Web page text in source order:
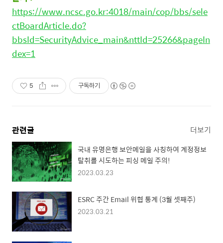
https://www.ncsc.go.kr:4018/main/cop/bbs/sele
ctBoardArticle.do?
bbsId=SecurityAdvice_main&nttId=25266&pageIn
dex=1
5 구독하기
관련글 더보기
국내 유명은행 보안메일을 사칭하여 계정정보
탈취를 시도하는 피싱 메일 주의!
2023.03.23
ESRC 주간 Email 위협 통계 (3월 셋째주)
2023.03.21